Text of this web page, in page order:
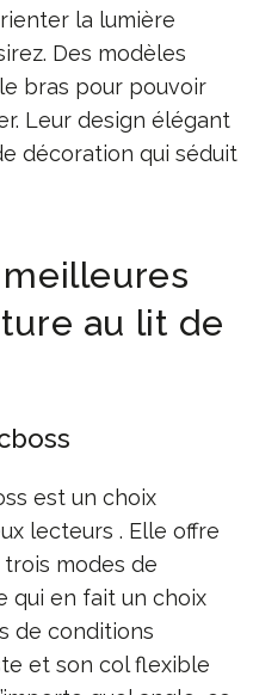
la lumière
Des modèles
bras pour pouvoir
Leur design élégant
décoration qui séduit
au lit de
est un choix
lecteurs . Elle offre
modes de
qui en fait un choix
de conditions
et son col flexible